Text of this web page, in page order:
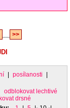
>>
posílanosti
odblokovat lechtivé
drsné